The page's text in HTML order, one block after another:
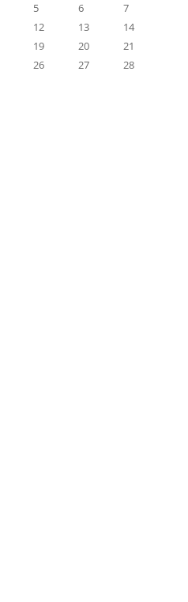
5 6
7
12 13
14
19 20
21
26 27
28